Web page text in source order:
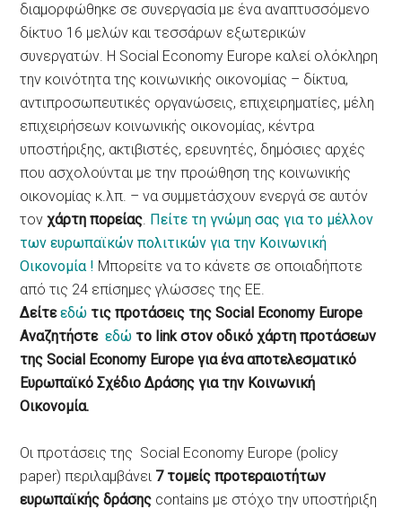
διαμορφώθηκε σε συνεργασία με ένα αναπτυσσόμενο
δίκτυο 16 μελών και τεσσάρων εξωτερικών
συνεργατών. Η Social Economy Europe καλεί ολόκληρη
την κοινότητα της κοινωνικής οικονομίας – δίκτυα,
αντιπροσωπευτικές οργανώσεις, επιχειρηματίες, μέλη
επιχειρήσεων κοινωνικής οικονομίας, κέντρα
υποστήριξης, ακτιβιστές, ερευνητές, δημόσιες αρχές
που ασχολούνται με την προώθηση της κοινωνικής
οικονομίας κ.λπ. – να συμμετάσχουν ενεργά σε αυτόν
τονχάρτη πορείας. Πείτε τη γνώμη σας για το μέλλον
των ευρωπαϊκών πολιτικών για την Κοινωνική
Οικονομία ! Μπορείτε να το κάνετε σε οποιαδήποτε
από τις 24 επίσημες γλώσσες της ΕΕ.
Δείτεεδώ τις προτάσεις της Social Economy Europe
Αναζητήστεεδώ το link στον οδικό χάρτη προτάσεων
της Social Economy Europe για ένα αποτελεσματικό
Ευρωπαϊκό Σχέδιο Δράσης για την Κοινωνική
Οικονομία.
Οι προτάσεις της Social Economy Europe (policy
paper) περιλαμβάνει 7 τομείς προτεραιοτήτων
ευρωπαϊκής δράσης contains με στόχο την υποστήριξη